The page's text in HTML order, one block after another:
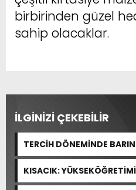
birbirinden güzel
sahip olacaklar.
İLGİNİZİ ÇEKEBİLİR
TERCİH DÖNEMİNDE
KISACIK:
ÇÖZEN BİR DÜZENLEME